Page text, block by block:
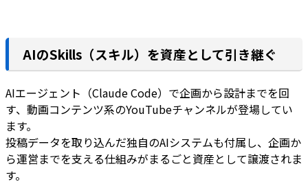
AIのSkills（スキル）を資産として引き継ぐ
AIエージェント（Claude Code）で企画から設計までを回
す、動画コンテンツ系のYouTubeチャンネルが登場してい
ます。
投稿データを取り込んだ独自のAIシステムも付属し、企画か
ら運営までを支える仕組みがまるごと資産として譲渡されま
す。